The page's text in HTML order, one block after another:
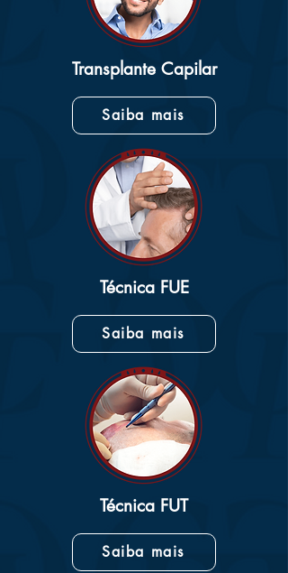
Transplante Capilar
Saiba mais
Técnica FUE
Saiba mais
Técnica FUT
Saiba mais